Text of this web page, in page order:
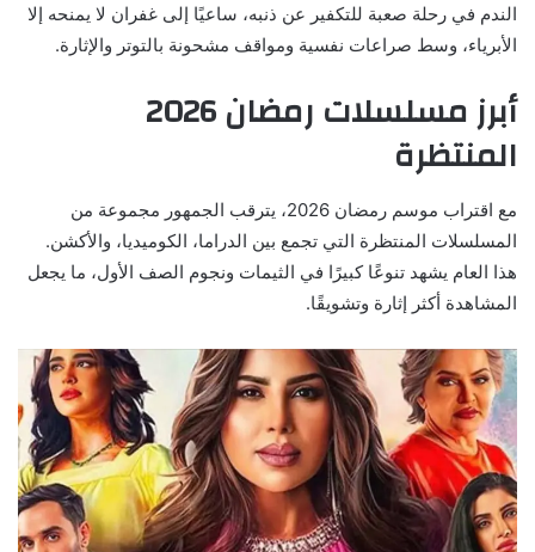
الندم في رحلة صعبة للتكفير عن ذنبه، ساعيًا إلى غفران لا يمنحه إلا
الأبرياء، وسط صراعات نفسية ومواقف مشحونة بالتوتر والإثارة.
أبرز مسلسلات رمضان 2026
المنتظرة
مع اقتراب موسم رمضان 2026، يترقب الجمهور مجموعة من
المسلسلات المنتظرة التي تجمع بين الدراما، الكوميديا، والأكشن.
هذا العام يشهد تنوعًا كبيرًا في الثيمات ونجوم الصف الأول، ما يجعل
المشاهدة أكثر إثارة وتشويقًا.